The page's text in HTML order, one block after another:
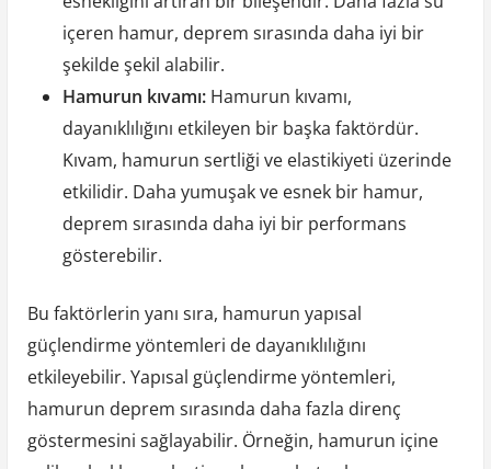
içeren hamur, deprem sırasında daha iyi bir
şekilde şekil alabilir.
Hamurun kıvamı:Hamurun kıvamı,
dayanıklılığını etkileyen bir başka faktördür.
Kıvam, hamurun sertliği ve elastikiyeti üzerinde
etkilidir. Daha yumuşak ve esnek bir hamur,
deprem sırasında daha iyi bir performans
gösterebilir.
Bu faktörlerin yanı sıra, hamurun yapısal
güçlendirme yöntemleri de dayanıklılığını
etkileyebilir. Yapısal güçlendirme yöntemleri,
hamurun deprem sırasında daha fazla direnç
göstermesini sağlayabilir. Örneğin, hamurun içine